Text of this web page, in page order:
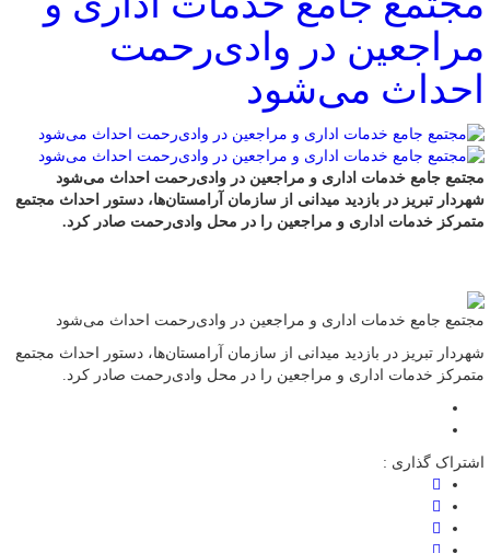
مراجعین در وادی‌رحمت
احداث می‌شود
مجتمع جامع خدمات اداری و مراجعین در وادی‌رحمت احداث می‌شود
شهردار تبریز در بازدید میدانی از سازمان آرامستان‌ها، دستور احداث مجتمع
متمرکز خدمات اداری و مراجعین را در محل وادی‌رحمت صادر کرد.
مجتمع جامع خدمات اداری و مراجعین در وادی‌رحمت احداث می‌شود
شهردار تبریز در بازدید میدانی از سازمان آرامستان‌ها، دستور احداث مجتمع
متمرکز خدمات اداری و مراجعین را در محل وادی‌رحمت صادر کرد.
اشتراک گذاری :